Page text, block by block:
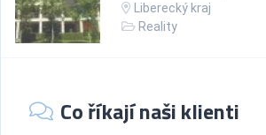
Liberecký kraj
Reality
Co říkají naši klienti